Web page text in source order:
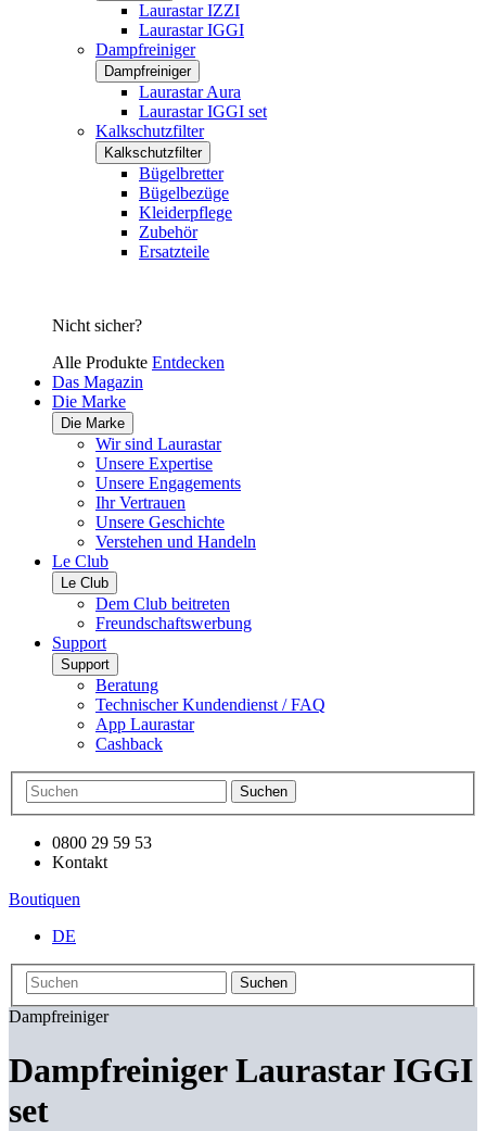
Laurastar IZZI
Laurastar IGGI
Dampfreiniger
Dampfreiniger
Laurastar Aura
Laurastar IGGI set
Kalkschutzfilter
Kalkschutzfilter
Bügelbretter
Bügelbezüge
Kleiderpflege
Zubehör
Ersatzteile
Nicht sicher?
Alle Produkte Entdecken
Das Magazin
Die Marke
Die Marke
Wir sind Laurastar
Unsere Expertise
Unsere Engagements
Ihr Vertrauen
Unsere Geschichte
Verstehen und Handeln
Le Club
Le Club
Dem Club beitreten
Freundschaftswerbung
Support
Support
Beratung
Technischer Kundendienst / FAQ
App Laurastar
Cashback
Suchen
0800 29 59 53
Kontakt
Boutiquen
DE
Suchen
Dampfreiniger
Dampfreiniger Laurastar IGGI
set